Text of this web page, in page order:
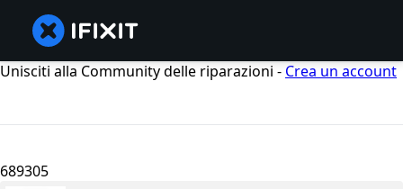
Unisciti alla Community delle riparazioni - Crea un account
689305